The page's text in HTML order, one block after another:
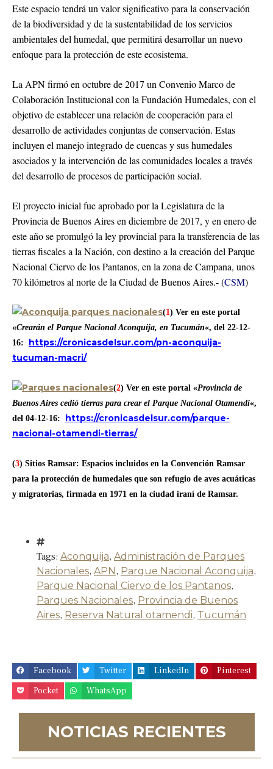
Este espacio tendrá un valor significativo para la conservación
de la biodiversidad y de la sustentabilidad de los servicios
ambientales del humedal, que permitirá desarrollar un nuevo
enfoque para la protección de este ecosistema.
La APN firmó en octubre de 2017 un Convenio Marco de
Colaboración Institucional con la Fundación Humedales, con el
objetivo de establecer una relación de cooperación para el
desarrollo de actividades conjuntas de conservación. Estas
incluyen el manejo integrado de cuencas y sus humedales
asociados y la intervención de las comunidades locales a través
del desarrollo de procesos de participación social.
El proyecto inicial fue aprobado por la Legislatura de la
Provincia de Buenos Aires en diciembre de 2017, y en enero de
este año se promulgó la ley provincial para la transferencia de las
tierras fiscales a la Nación, con destino a la creación del Parque
Nacional Ciervo de los Pantanos, en la zona de Campana, unos
70 kilómetros al norte de la Ciudad de Buenos Aires.- (CSM)
(1) Ver en este portal
«Crearán el Parque Nacional Aconquija, en Tucumán«, del 22-12-
16: https://cronicasdelsur.com/pn-aconquija-
tucuman-macri/
(2) Ver en este portal «Provincia de
Buenos Aires cedió tierras para crear el Parque Nacional Otamendi«,
del 04-12-16: https://cronicasdelsur.com/parque-
nacional-otamendi-tierras/
(3) Sitios Ramsar: Espacios incluidos en la Convención Ramsar
para la protección de humedales que son refugio de aves acuáticas
y migratorias, firmada en 1971 en la ciudad iraní de Ramsar.
Tags: Aconquija, Administración de Parques
Nacionales, APN, Parque Nacional Aconquija,
Parque Nacional Ciervo de los Pantanos,
Parques Nacionales, Provincia de Buenos
Aires, Reserva Natural otamendi, Tucumán
Facebook Twitter LinkedIn
Pinterest
Pocket
WhatsApp
NOTICIAS RECIENTES